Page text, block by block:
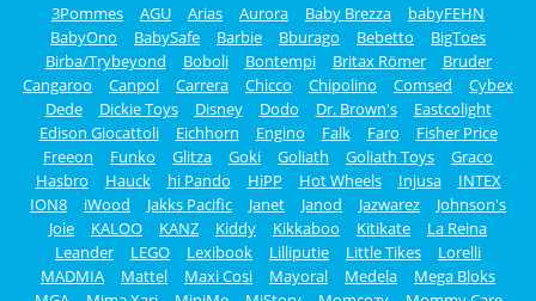
3Pommes AGU Arias Aurora Baby Brezza
babyFEHN
BabyOno
BabySafe Barbie Bburago Bebetto
BigToes
Birba/Trybeyond
Boboli Bontempi Britax Römer
Bruder
Cangaroo
Canpol Carrera Chicco Chipolino Comsed
Cybex
Dede
Dickie Toys Disney Dodo Dr. Brown's
Eastcolight
Edison Giocattoli
Eichhorn Engino Falk Faro
Fisher Price
Freeon
Funko Glitza Goki Goliath Goliath Toys
Graco
Hasbro
Hauck hi Pando HiPP Hot Wheels Injusa
INTEX
ION8
iWood Jakks Pacific Janet Janod Jazwarez
Johnson's
Joie
KALOO KANZ Kiddy Kikkaboo Kitikate
La Reina
Leander
LEGO Lexibook Lilliputie Little Tikes
Lorelli
MADMIA
Mattel Maxi Cosi Mayoral Medela
Mega Bloks